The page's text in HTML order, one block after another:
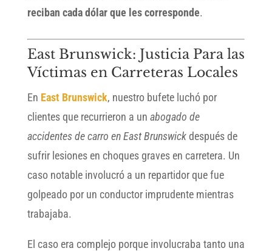
reciban cada dólar que les corresponde.
East Brunswick: Justicia Para las
Víctimas en Carreteras Locales
En East Brunswick, nuestro bufete luchó por
clientes que recurrieron a un abogado de
accidentes de carro en East Brunswickdespués de
sufrir lesiones en choques graves en carretera. Un
caso notable involucró a un repartidor que fue
golpeado por un conductor imprudente mientras
trabajaba.
El caso era complejo porque involucraba tanto una